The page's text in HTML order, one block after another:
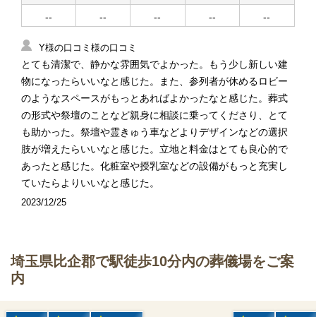
-- -- -- -- --
Y様の口コミ様の口コミ
とても清潔で、静かな雰囲気でよかった。もう少し新しい建
物になったらいいなと感じた。また、参列者が休めるロビー
のようなスペースがもっとあればよかったなと感じた。葬式
の形式や祭壇のことなど親身に相談に乗ってくださり、とて
も助かった。祭壇や霊きゅう車などよりデザインなどの選択
肢が増えたらいいなと感じた。立地と料金はとても良心的で
あったと感じた。化粧室や授乳室などの設備がもっと充実し
ていたらよりいいなと感じた。
2023/12/25
埼玉県比企郡で駅徒歩10分内の葬儀場をご案
内